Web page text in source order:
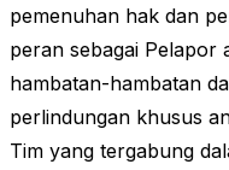
pemenuhan hak dan
peran sebagai Pelapor
hambatan-hambatan
perlindungan khusus
Tim yang tergabung